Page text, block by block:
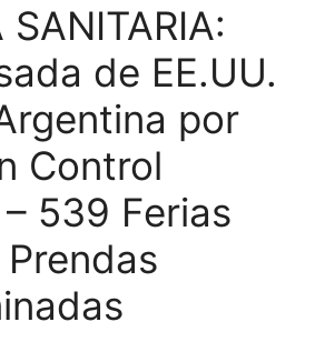
SANITARIA:
de EE.UU.
por
Control
539 Ferias